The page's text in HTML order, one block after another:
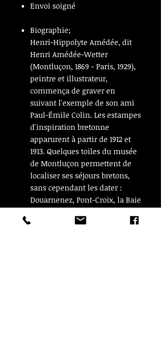
Envoi soigné
Biographie;
Henri-Hippolyte Amédée, dit
Henri Amédée-Wetter
(Montluçon, 1869 - Paris, 1929),
peintre et illustrateur,
commença de graver en
suivant l'exemple de son ami
Paul-Émile Colin. Les estampes
d'inspiration bretonne
apparurent à partir de 1912 et
1913. Quelques toiles du musée
de Montluçon permettent de
localiser ses séjours bretons,
sans cependant les dater :
Douarnenez, Pont-Croix, la Baie
bigouden, l'île d'Ouessant. Les